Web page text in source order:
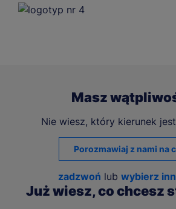
Masz
Nie wiesz, który kierunek
Porozmawiaj z nami na
zadzwoń lub wybierz
Już wiesz, co chcesz